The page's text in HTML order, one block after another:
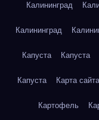
Калининград
Калининград
Капуста Капуста
Капуста Карта сайта
Картофель